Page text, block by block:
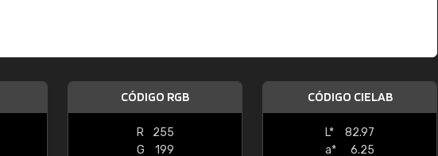
CÓDIGO RGB
R
255
G
199
CÓDIGO CIELAB
L*
82.97
a*
6.25
"Buen servicio. No obstante No es fácil
encontrar/comprar lo que se busca"